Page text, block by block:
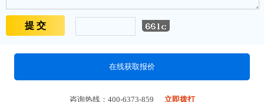
在线获取报价
咨询热线：400-6373-859 立即拨打